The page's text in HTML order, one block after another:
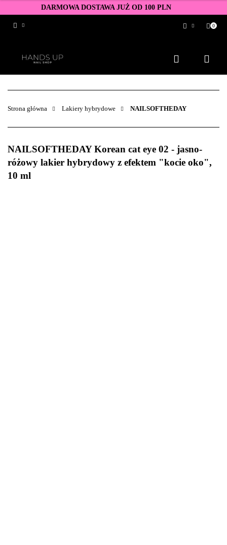
DARMOWA DOSTAWA JUŻ OD 100 PLN
Zarejestruj się
Dodaj zgłoszenie
Zgody cookies
0
Strona główna Lakiery hybrydowe NAILSOFTHEDAY
NAILSOFTHEDAY Korean cat eye 02 - jasno-
różowy lakier hybrydowy z efektem "kocie oko",
10 ml